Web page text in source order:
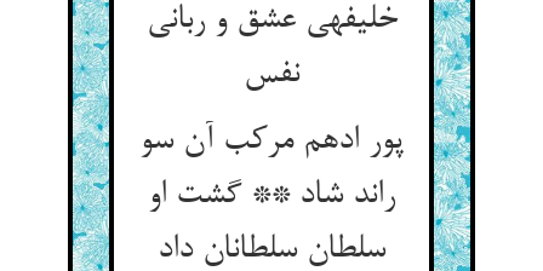
خلیفه‏ی عشق و ربانی
نفس‏
پور ادهم مرکب آن سو
راند شاد ** گشت او
سلطان سلطانان داد